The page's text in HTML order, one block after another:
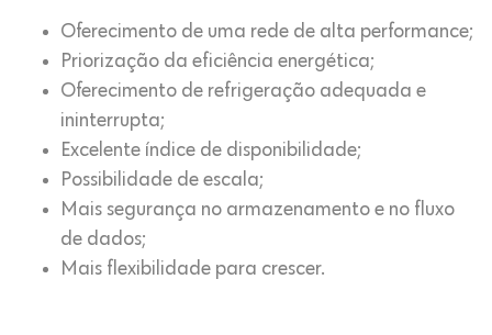
Oferecimento de uma rede de alta performance;
Priorização da eficiência energética;
Oferecimento de refrigeração adequada e
ininterrupta;
Excelente índice de disponibilidade;
Possibilidade de escala;
Mais segurança no armazenamento e no fluxo
de dados;
Mais flexibilidade para crescer.